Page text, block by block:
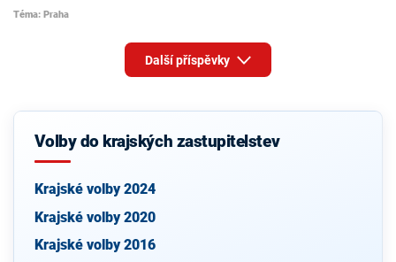
Téma: Praha
Další příspěvky
Volby do krajských zastupitelstev
Krajské volby 2024
Krajské volby 2020
Krajské volby 2016